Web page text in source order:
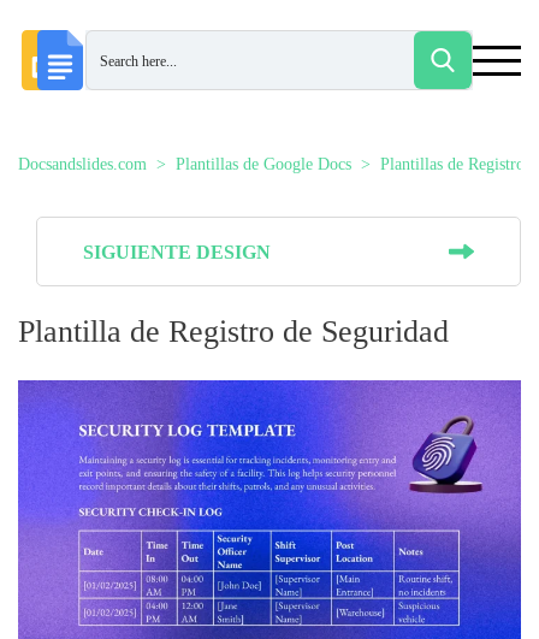
Docsandslides.com Plantillas de Google Docs Plantillas de Registros
SIGUIENTE DESIGN
Plantilla de Registro de Seguridad